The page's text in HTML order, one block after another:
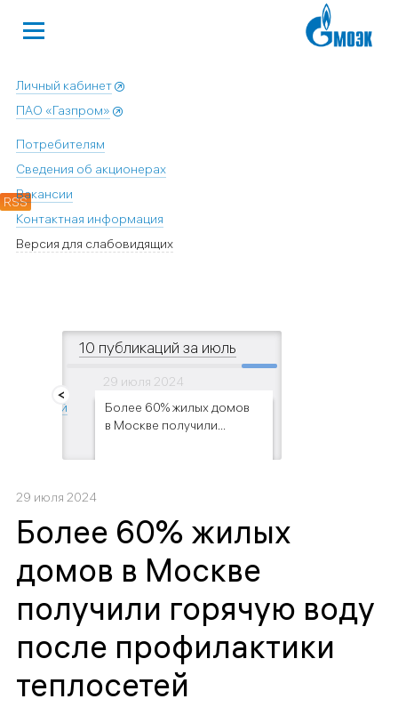
Личный кабинет
ПАО «Газпром»
Потребителям
Сведения об акционерах
Вакансии
Контактная информация
Версия для слабовидящих
RSS
10 публикаций за июль
личный
29 июля 2024
Более 60% жилых домов
в Москве получили...
29 июля 2024
Более 60% жилых
домов в Москве
получили горячую воду
после профилактики
теплосетей